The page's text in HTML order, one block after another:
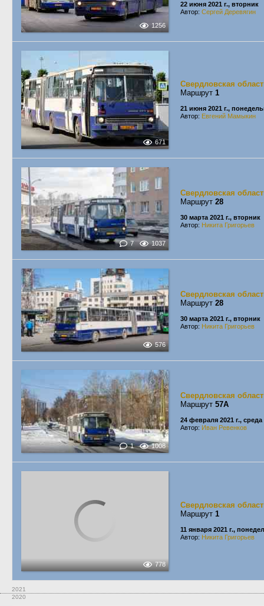
1256
22 июня 2021 г., вторник
Автор: Сергей Деревягин
671
Свердловская
Маршрут 1
21 июня 2021 г.,
Автор: Евгений Мамыкин
7 1037
Свердловская
Маршрут 28
30 марта 2021 г., вторник
Автор: Никита Григорьев
576
Свердловская
Маршрут 28
30 марта 2021 г., вторник
Автор: Никита Григорьев
1 1008
Свердловская
Маршрут 57А
24 февраля 2021 г., среда
Автор: Иван Ревенков
778
Свердловская
Маршрут 1
11 января 2021 г.,
Автор: Никита Григорьев
2021
2020